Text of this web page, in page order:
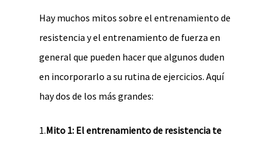
Hay muchos mitos sobre el entrenamiento de
resistencia y el entrenamiento de fuerza en
general que pueden hacer que algunos duden
en incorporarlo a su rutina de ejercicios. Aquí
hay dos de los más grandes:
1.Mito 1: El entrenamiento de resistencia te